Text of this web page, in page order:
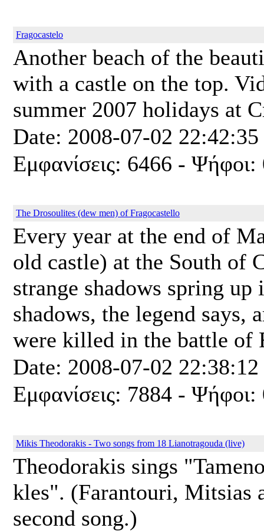
Fragocastelo
Another beach of the
with a castle on the top.
summer 2007 holidays at
Date: 2008-07-02
Εμφανίσεις: 6466 -
The Drosoulites (dew men) of Fragocastello
Every year at the end of
old castle) at the South of
strange shadows spring
shadows, the legend says,
were killed in the battle of
Date: 2008-07-02
Εμφανίσεις: 7884 -
Mikis Theodorakis - Two songs from 18 Lianotragouda (live)
Theodorakis sings
kles". (Farantouri, Mitsias
second song.)